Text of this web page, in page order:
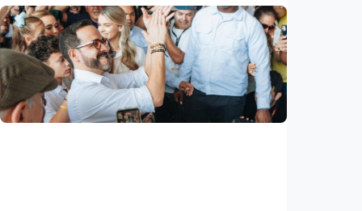
Internasional
Krisis migran picu konflik baru di Eropa,
Spanyol balik perketat perbatasan Italia
Indonesia• 08 Aug 2026